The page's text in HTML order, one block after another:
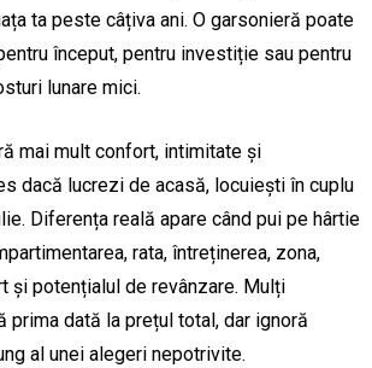
ta peste câțiva ani. O garsonieră poate
început, pentru investiție sau pentru
lunare mici.
mai mult confort, intimitate și
dacă lucrezi de acasă, locuiești în cuplu
Diferența reală apare când pui pe hârtie
rata, întreținerea, zona,
și potențialul de revânzare. Mulți
prima dată la prețul total, dar ignoră
al unei alegeri nepotrivite.